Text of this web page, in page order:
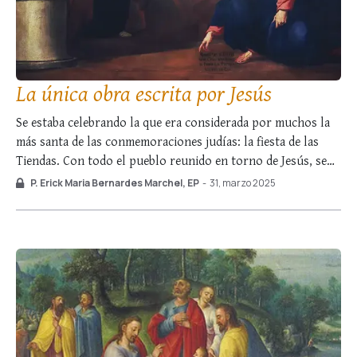
La única obra escrita por Jesús
Se estaba celebrando la que era considerada por muchos la
más santa de las conmemoraciones judías: la fiesta de las
Tiendas. Con todo el pueblo reunido en torno de Jesús, se
creó un momento oportuno para que sus enemigos
P. Erick Maria Bernardes Marchel, EP - 31, marzo 2025